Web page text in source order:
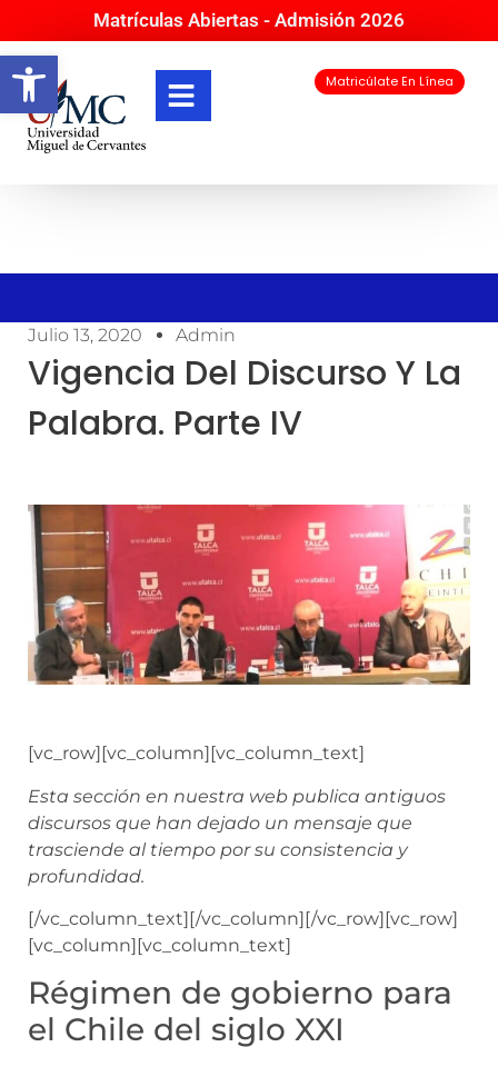
Abrir barra de herramientas
Matrículas Abiertas - Admisión 2026
Matricúlate En Línea
Julio 13, 2020 Admin
Vigencia Del Discurso Y La
Palabra. Parte IV
[vc_row][vc_column][vc_column_text]
Esta sección en nuestra web publica antiguos
discursos que han dejado un mensaje que
trasciende al tiempo por su consistencia y
profundidad.
[/vc_column_text][/vc_column][/vc_row][vc_row]
[vc_column][vc_column_text]
Régimen de gobierno para
el Chile del siglo XXI